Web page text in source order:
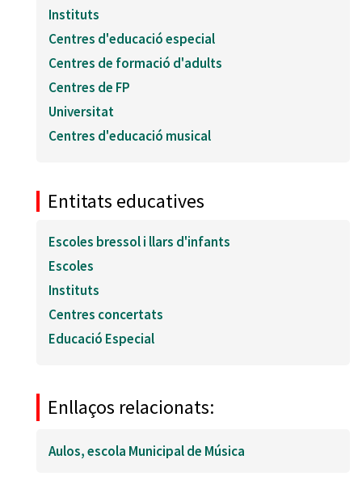
Instituts
Centres d'educació especial
Centres de formació d'adults
Centres de FP
Universitat
Centres d'educació musical
Entitats educatives
Escoles bressol i llars d'infants
Escoles
Instituts
Centres concertats
Educació Especial
Enllaços relacionats:
Aulos, escola Municipal de Música